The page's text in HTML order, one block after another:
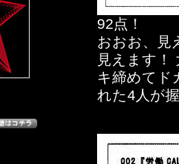
92点！
おおお、見
見えます！
キ締めてド
れた4人が